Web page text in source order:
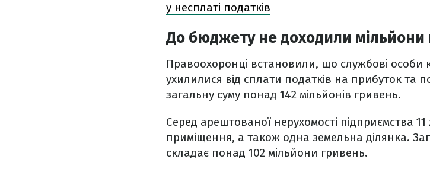
у несплаті податків
До бюджету не доходили мільйони
Правоохоронці встановили, що службові особи
ухилилися від сплати податків на прибуток та
загальну суму понад 142 мільйонів гривень.
Серед арештованої нерухомості підприємства
приміщення, а також одна земельна ділянка.
складає понад 102 мільйони гривень.